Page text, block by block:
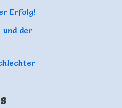
Erfolg!
und der